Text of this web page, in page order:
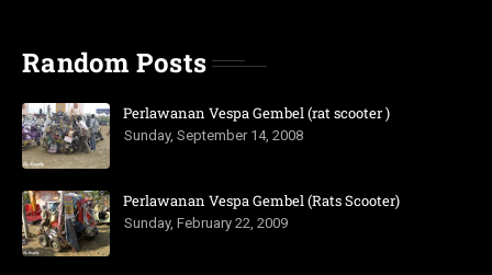
Random Posts
Perlawanan Vespa Gembel (rat scooter )
Sunday, September 14, 2008
Perlawanan Vespa Gembel (Rats Scooter)
Sunday, February 22, 2009